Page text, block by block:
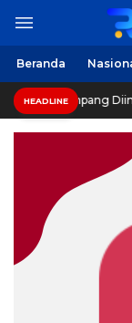
Beranda
HEADLINE
Sampang Diimbau